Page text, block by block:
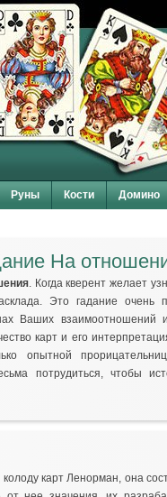
Руны Кости Домино
На
. Когда кверент желает
Это гадание очень
Ваших взаимоотношений
карт и его
опытной
потрудиться, чтобы
карт Ленорман, она